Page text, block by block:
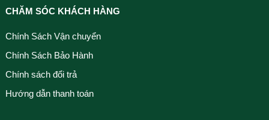
CHĂM SÓC KHÁCH HÀNG
Chính Sách Vận chuyển
Chính Sách Bảo Hành
Chính sách đổi trả
Hướng dẫn thanh toán